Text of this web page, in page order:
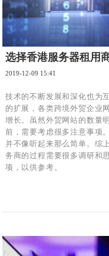
选择香港服务器租用
2019-12-09 15:41
技术的不断发展和深化也为
的扩展，各类跨境外贸企业
增长。虽然外贸网站的数量
前，需要考虑很多注意事项
并不像听起来那么简单。综
务商的过程需要很多调研和
项，以供参考。